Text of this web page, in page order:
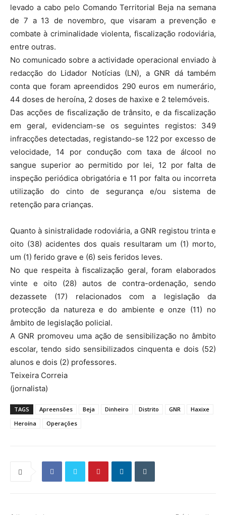
levado a cabo pelo Comando Territorial Beja na semana
de 7 a 13 de novembro, que visaram a prevenção e
combate à criminalidade violenta, fiscalização rodoviária,
entre outras.
No comunicado sobre a actividade operacional enviado à
redacção do Lidador Notícias (LN), a GNR dá também
conta que foram apreendidos 290 euros em numerário,
44 doses de heroína, 2 doses de haxixe e 2 telemóveis.
Das acções de fiscalização de trânsito, e da fiscalização
em geral, evidenciam-se os seguintes registos: 349
infracções detectadas, registando-se 122 por excesso de
velocidade, 14 por condução com taxa de álcool no
sangue superior ao permitido por lei, 12 por falta de
inspeção periódica obrigatória e 11 por falta ou incorreta
utilização do cinto de segurança e/ou sistema de
retenção para crianças.
Quanto à sinistralidade rodoviária, a GNR registou trinta e
oito (38) acidentes dos quais resultaram um (1) morto,
um (1) ferido grave e (6) seis feridos leves.
No que respeita à fiscalização geral, foram elaborados
vinte e oito (28) autos de contra-ordenação, sendo
dezassete (17) relacionados com a legislação da
protecção da natureza e do ambiente e onze (11) no
âmbito de legislação policial.
A GNR promoveu uma ação de sensibilização no âmbito
escolar, tendo sido sensibilizados cinquenta e dois (52)
alunos e dois (2) professores.
Teixeira Correia
(jornalista)
TAGS Apreensões Beja Dinheiro Distrito GNR
Haxixe
Heroína
Operações